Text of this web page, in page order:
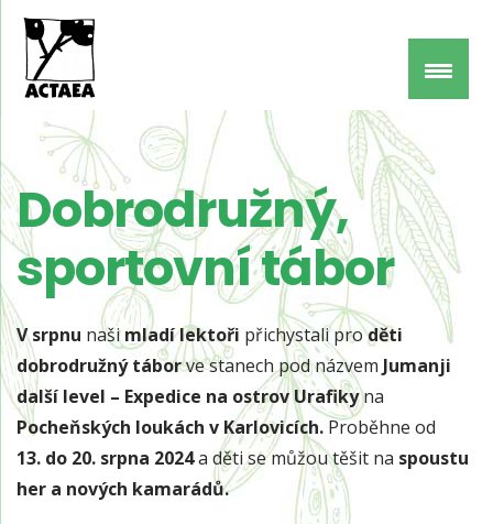
Dobrodružný,
sportovní tábor
V srpnu našimladí lektoři přichystali proděti
dobrodružný táborve stanech pod názvem Jumanji
další level – Expedice na ostrov Urafikyna
Pocheňských loukách v Karlovicích. Proběhne od
13. do 20. srpna 2024a děti se můžou těšit na spoustu
her a nových kamarádů.